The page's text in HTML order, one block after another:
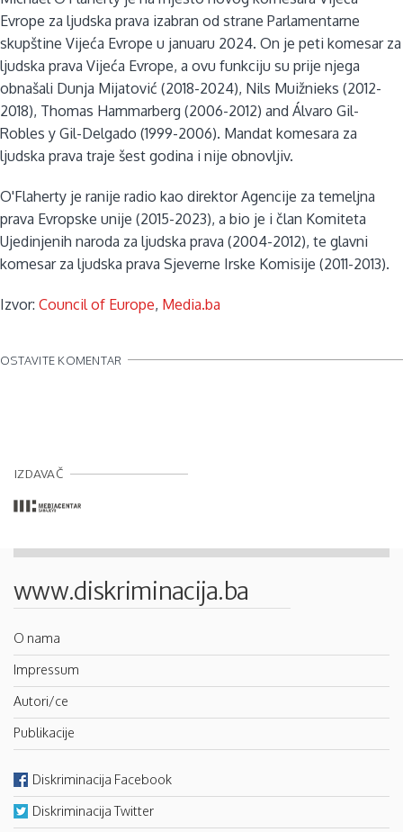
Evrope za ljudska prava izabran od strane Parlamentarne
skupštine Vijeća Evrope u januaru 2024. On je peti komesar za
ljudska prava Vijeća Evrope, a ovu funkciju su prije njega
obnašali Dunja Mijatović (2018-2024), Nils Muižnieks (2012-
2018), Thomas Hammarberg (2006-2012) and Álvaro Gil-
Robles y Gil-Delgado (1999-2006). Mandat komesara za
ljudska prava traje šest godina i nije obnovljiv.
O'Flaherty je ranije radio kao direktor Agencije za temeljna
prava Evropske unije (2015-2023), a bio je i član Komiteta
Ujedinjenih naroda za ljudska prava (2004-2012), te glavni
komesar za ljudska prava Sjeverne Irske Komisije (2011-2013).
Izvor: Council of Europe, Media.ba
OSTAVITE KOMENTAR
IZDAVAČ
www.diskriminacija.ba
O nama
Impressum
Autori/ce
Publikacije
Diskriminacija Facebook
Diskriminacija Twitter